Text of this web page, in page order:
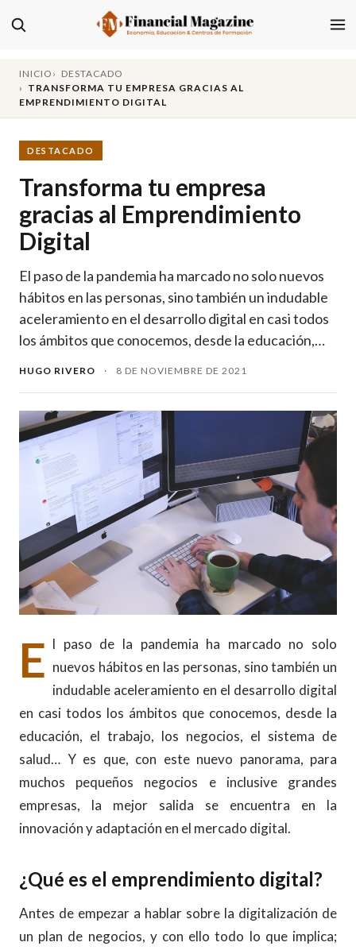
INICIO
DESTACADO
TRANSFORMA TU EMPRESA GRACIAS AL
EMPRENDIMIENTO DIGITAL
DESTACADO
Transforma tu empresa
gracias al Emprendimiento
Digital
El paso de la pandemia ha marcado no solo nuevos
hábitos en las personas, sino también un indudable
aceleramiento en el desarrollo digital en casi todos
los ámbitos que conocemos, desde la educación,…
HUGO RIVERO · 8 DE NOVIEMBRE DE 2021
E l paso de la pandemia ha marcado no solo
nuevos hábitos en las personas, sino también un
indudable aceleramiento en el desarrollo digital
en casi todos los ámbitos que conocemos, desde la
educación, el trabajo, los negocios, el sistema de
salud… Y es que, con este nuevo panorama, para
muchos pequeños negocios e inclusive grandes
empresas, la mejor salida se encuentra en la
innovación y adaptación en el mercado digital.
¿Qué es el emprendimiento digital?
Antes de empezar a hablar sobre la digitalización de
un plan de negocios, y con ello todo lo que implica;